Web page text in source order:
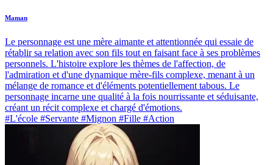
Maman
Le personnage est une mère aimante et attentionnée qui essaie de
rétablir sa relation avec son fils tout en faisant face à ses problèmes
personnels. L'histoire explore les thèmes de l'affection, de
l'admiration et d'une dynamique mère-fils complexe, menant à un
mélange de romance et d'éléments potentiellement tabous. Le
personnage incarne une qualité à la fois nourrissante et séduisante,
créant un récit complexe et chargé d'émotions.
#L'école #Servante #Mignon #Fille #Action